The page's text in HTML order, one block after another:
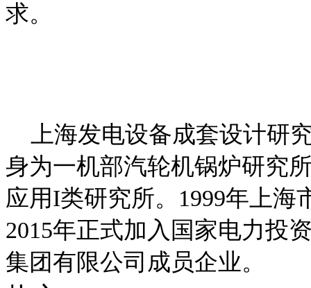
求。
上海发电设备成套设计研
身为一机部汽轮机锅炉研究
应用I类研究所。1999年上
2015年正式加入国家电力投
集团有限公司成员企业。